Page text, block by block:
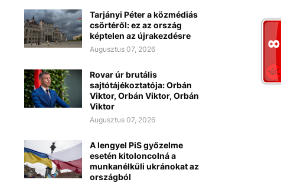
Tarjányi Péter a közmédiás
csörtéről: ez az ország
képtelen az újrakezdésre
Augusztus 07, 2026
Rovar úr brutális
sajtótájékoztatója: Orbán
Viktor, Orbán Viktor, Orbán
Viktor
Augusztus 07, 2026
A lengyel PiS győzelme
esetén kitoloncolná a
munkanélküli ukránokat az
országból